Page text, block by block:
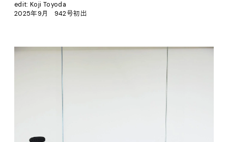
edit: Koji Toyoda
2025年9月 942号初出